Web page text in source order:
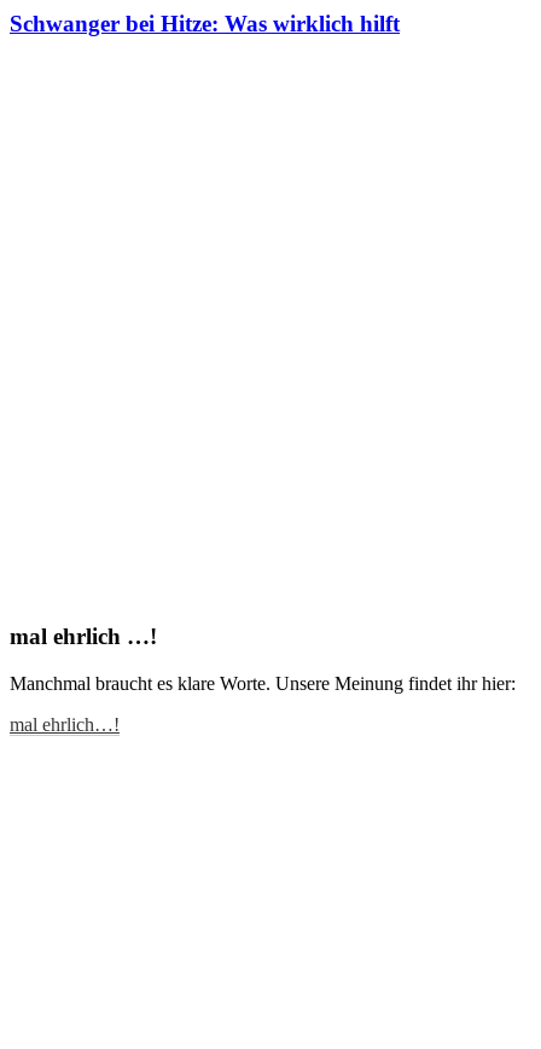
Schwanger bei Hitze: Was wirklich hilft
mal ehrlich …!
Manchmal braucht es klare Worte. Unsere Meinung findet ihr hier:
mal ehrlich…!